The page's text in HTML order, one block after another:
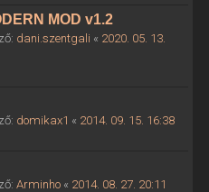
MOD v1.2
dani.szentgali « 2020. 05. 13.
domikax1 « 2014. 09. 15. 16:38
Arminho« 2014. 08. 27. 20:11